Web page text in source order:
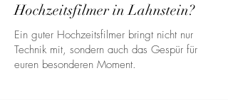
Hochzeitsfilmer in Lahnstein?
Ein guter Hochzeitsfilmer bringt nicht nur
Technik mit, sondern auch das Gespür für
euren besonderen Moment.